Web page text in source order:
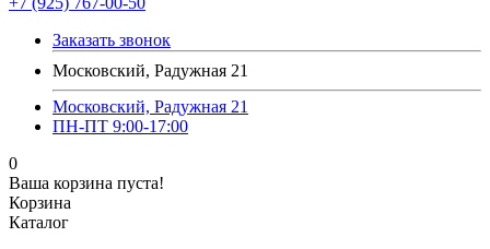
Заказать звонок
Московский, Радужная 21
Московский, Радужная 21
ПН-ПТ 9:00-17:00
0
Ваша корзина пуста!
Корзина
Каталог